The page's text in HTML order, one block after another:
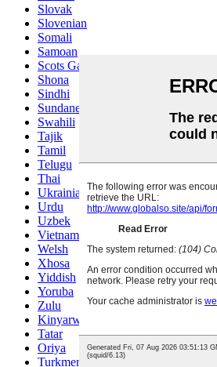
Slovak
Slovenian
Somali
Samoan
Scots Gaelic
Shona
Sindhi
Sundanese
Swahili
Tajik
Tamil
Telugu
Thai
Ukrainian
Urdu
Uzbek
Vietnamese
Welsh
Xhosa
Yiddish
Yoruba
Zulu
Kinyarwanda
Tatar
Oriya
Turkmen